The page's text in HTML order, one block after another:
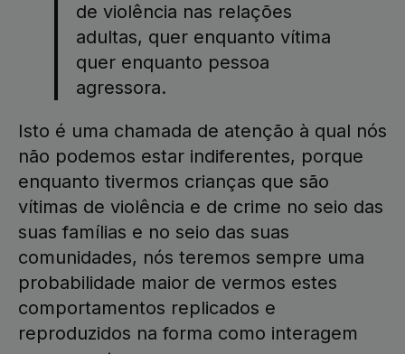
de violência nas relações
adultas, quer enquanto vítima
quer enquanto pessoa
agressora.
Isto é uma chamada de atenção à qual nós
não podemos estar indiferentes, porque
enquanto tivermos crianças que são
vítimas de violência e de crime no seio das
suas famílias e no seio das suas
comunidades, nós teremos sempre uma
probabilidade maior de vermos estes
comportamentos replicados e
reproduzidos na forma como interagem